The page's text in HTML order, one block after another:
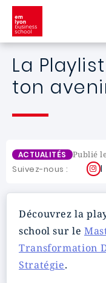
Aller au contenu
La
ton
ACTUALITÉS Publié
Suivez-nous :
Découvrez la
school sur le
Transformation
Stratégie.